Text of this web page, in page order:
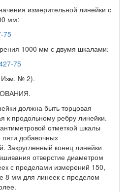
измерительной линейки с
мм:
75
1000 мм с двумя шкалами:
75
Изм. № 2).
должна быть торцовая
к продольному ребру линейки.
отметкой шкалы
добавочных
Закругленный конец линейки
отверстие диаметром
с пределами измерений 150,
8 мм для линеек с пределом